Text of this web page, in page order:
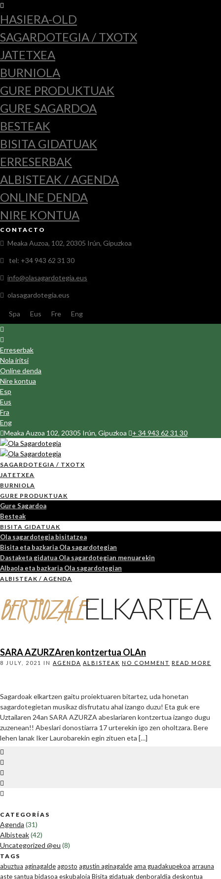
HASIERA-OLD
SAGARDOTEGIA / TXOTX
JATETXEA
BURNIOLA
GURE PRODUKTUAK
GURE SAGARDOA
BESTEAK
BISITA GIDATUAK
ERRESERBAK
ALBISTEAK / AGENDA
ONLINE DENDA
NIRE KONTUA
CONTACTO
Meaka Auzoa, 102, 20305 Irún, Gipuzkoa
tel: +34 943 62 31 30
info@olasagardotegia.eus
olasagardotegia.eus
Spa Eus Fre Eng
Erreserbak
Nola iritsi
Online denda
Nire kontua
Esp
Eus
Fra
Eng
Meaka Auzoa 102, 20305 Irún, Gipuzkoa
+ 34 943 62 31 30
SAGARDOTEGIA / TXOTX
JATETXEA
BURNIOLA
GURE PRODUKTUAK
Gure Sagardoa
Besteak
BISITA GIDATUAK
Ola sagardotegia bisitatzea
Bisita eta bazkaria Ola sagardotegian
Dastaketa gidatua Ola sagardotegian menuarekin
Albaola eta bazkaria Ola sagardotegian
ALBISTEAK / AGENDA
BERTSOZALEELKARTEA
SARA AZURZAren kontzertua OLAn
8 JULY, 2021 IN AGENDA ALBISTEAK NO COMMENT READ MORE
Sagardoak elkartzen gaitu proiektuaren bitartez, uda honetan
sagardotegietan musikaz disfrutatu ahal izango duzu! Eta guk ere
Uztailaren 24an SARA AZURZA abeslariaren kontzertua izango dugu
zuzenean!! Abeslari donostiarra 17 urterekin igo zen oholtzara. Bere
lehen lanak Iker Laurobarekin egin zituen eta […]
CATEGORÍAS
Agenda (31)
Albisteak(42)
Uncategorized @eu (8)
TAGS
abuztua aginagaldeagosto agustin aginagaldeama guadakupekoa arrauna
aste santua bidasoa eskubaloia Bisita gidatuakdenboraldia deskontua